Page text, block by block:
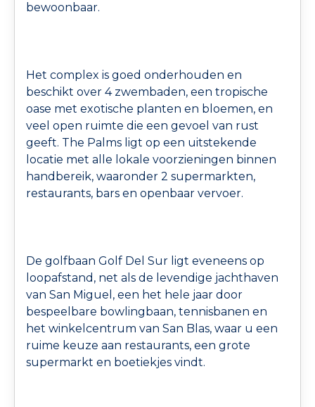
bewoonbaar.
Het complex is goed onderhouden en
beschikt over 4 zwembaden, een tropische
oase met exotische planten en bloemen, en
veel open ruimte die een gevoel van rust
geeft. The Palms ligt op een uitstekende
locatie met alle lokale voorzieningen binnen
handbereik, waaronder 2 supermarkten,
restaurants, bars en openbaar vervoer.
De golfbaan Golf Del Sur ligt eveneens op
loopafstand, net als de levendige jachthaven
van San Miguel, een het hele jaar door
bespeelbare bowlingbaan, tennisbanen en
het winkelcentrum van San Blas, waar u een
ruime keuze aan restaurants, een grote
supermarkt en boetiekjes vindt.